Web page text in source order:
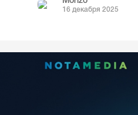
16 декабря 2025